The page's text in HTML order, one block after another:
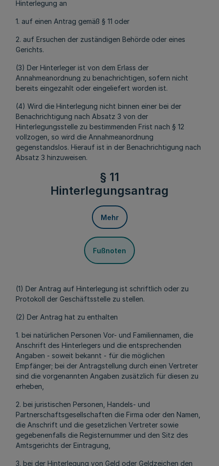
Hinterlegung an
1. auf einen Antrag gemäß § 11 oder
2. auf Ersuchen der zuständigen Behörde oder eines
Gerichts.
(3) Der Hinterleger ist von dem Erlass der
Annahmeanordnung zu benachrichtigen, sofern nicht
bereits eingezahlt oder eingeliefert worden ist.
(4) Wird die Hinterlegung nicht binnen einer bei der
Benachrichtigung nach Absatz 3 von der
Hinterlegungsstelle zu bestimmenden Frist nach § 12
vollzogen, so wird die Annahmeanordnung
gegenstandslos. Hierauf ist in der Benachrichtigung nach
Absatz 3 hinzuweisen.
§ 11
Hinterlegungsantrag
Mehr
Fußnoten
(1) Der Antrag auf Hinterlegung ist schriftlich oder zu
Protokoll der Geschäftsstelle zu stellen.
(2) Der Antrag hat zu enthalten
1. bei natürlichen Personen Vor- und Familiennamen, die
Anschrift des Hinterlegers und die entsprechenden
Angaben - soweit bekannt - für die möglichen
Empfänger; bei der Antragstellung durch einen Vertreter
sind die vorgenannten Angaben zusätzlich für diesen zu
erheben,
2. bei juristischen Personen, Handels- und
Partnerschaftsgesellschaften die Firma oder den Namen,
die Anschrift und die gesetzlichen Vertreter sowie
gegebenenfalls die Registernummer und den Sitz des
Amtsgerichts der Eintragung,
3. bei der Hinterlegung von Geld oder Geldzeichen den